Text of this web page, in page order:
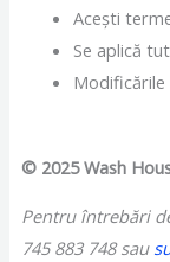
Acești
Se aplică
© 2025 Wash
Pentru întrebări
745 883 748 sau